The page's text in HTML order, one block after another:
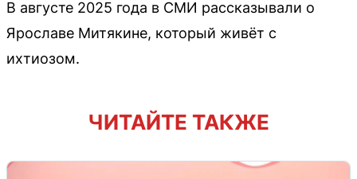
В августе 2025 года в СМИ рассказывали о
Ярославе Митякине, который живёт с
ихтиозом.
ЧИТАЙТЕ ТАКЖЕ